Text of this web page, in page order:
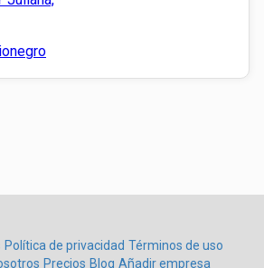
Política de privacidad Términos de uso
Precios Blog Añadir empresa